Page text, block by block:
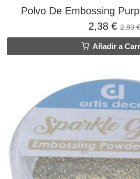
Polvo De Embossing
2,38 € 2,80 €
Añadir a